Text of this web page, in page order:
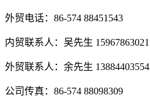
外贸电话：86-574 88451543
内贸联系人：吴先生 15967863021
外贸联系人：余先生 13884403554
公司传真：86-574 88098309